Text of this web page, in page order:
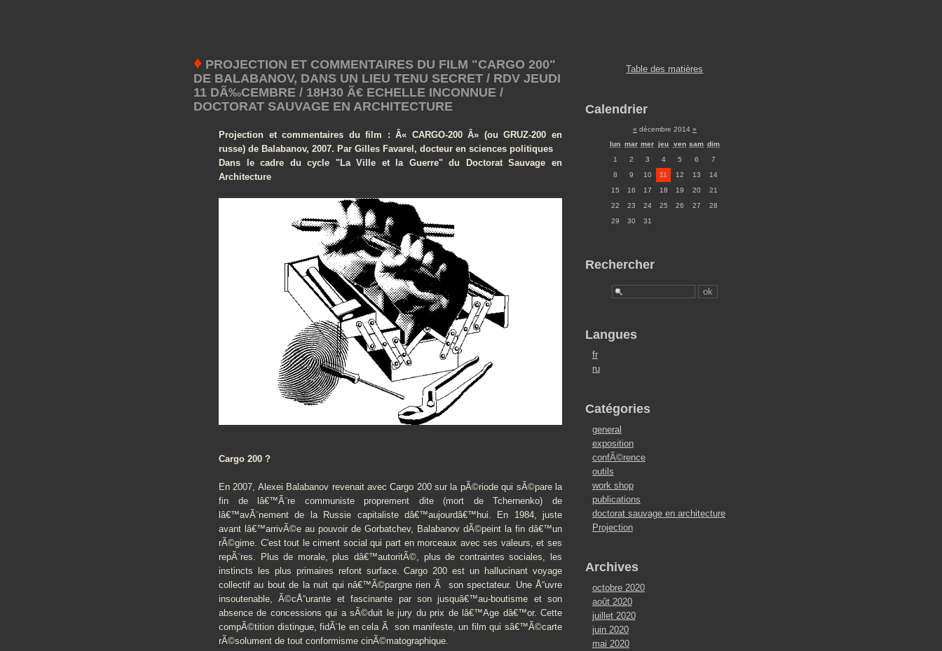
♦ PROJECTION ET COMMENTAIRES DU FILM "CARGO 200"
DE BALABANOV, DANS UN LIEU TENU SECRET / RDV JEUDI
11 DÃ‰CEMBRE / 18H30 Ã€ ECHELLE INCONNUE /
DOCTORAT SAUVAGE EN ARCHITECTURE
Projection et commentaires du film : Â« CARGO-200 Â» (ou GRUZ-200 en
russe) de Balabanov, 2007. Par Gilles Favarel, docteur en sciences politiques
Dans le cadre du cycle "La Ville et la Guerre" du Doctorat Sauvage en
Architecture
Cargo 200 ?
En 2007, Alexei Balabanov revenait avec Cargo 200 sur la pÃ©riode qui sÃ©pare la
fin de lâ€™Ã¨re communiste proprement dite (mort de Tchernenko) de
lâ€™avÃ¨nement de la Russie capitaliste dâ€™aujourdâ€™hui. En 1984, juste
avant lâ€™arrivÃ©e au pouvoir de Gorbatchev, Balabanov dÃ©peint la fin dâ€™un
rÃ©gime. C'est tout le ciment social qui part en morceaux avec ses valeurs, et ses
repÃ¨res. Plus de morale, plus dâ€™autoritÃ©, plus de contraintes sociales, les
instincts les plus primaires refont surface. Cargo 200 est un hallucinant voyage
collectif au bout de la nuit qui nâ€™Ã©pargne rien Ã son spectateur. Une Å“uvre
insoutenable, Ã©cÅ“urante et fascinante par son jusquâ€™au-boutisme et son
absence de concessions qui a sÃ©duit le jury du prix de lâ€™Age dâ€™or. Cette
compÃ©tition distingue, fidÃ¨le en cela Ã son manifeste, un film qui sâ€™Ã©carte
rÃ©solument de tout conformisme cinÃ©matographique.
Table des matières
Calendrier
« décembre 2014 »
lun mar mer jeu ven sam dim
1
2 3 4 5 6
7
8
9 10 11 12 13
14
15
16 17 18 19 20
21
22
23 24 25 26 27
28
29
30 31
Rechercher
Langues
fr
ru
Catégories
general
exposition
confÃ©rence
outils
work shop
publications
doctorat sauvage en architecture
Projection
Archives
octobre 2020
août 2020
juillet 2020
juin 2020
mai 2020